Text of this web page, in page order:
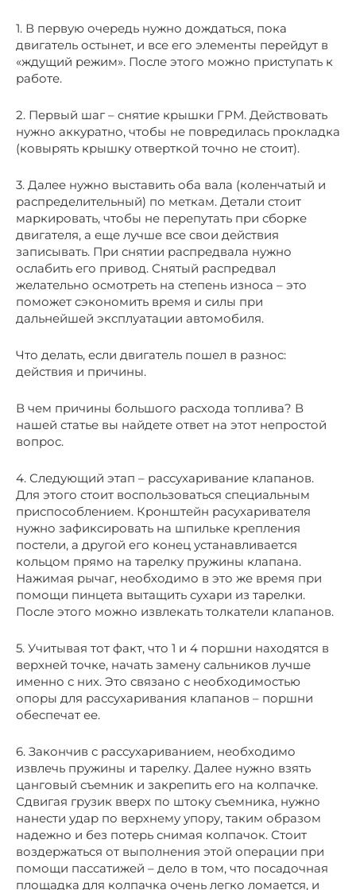
1. В первую очередь нужно дождаться, пока
двигатель остынет, и все его элементы перейдут в
«ждущий режим». После этого можно приступать к
работе.
2. Первый шаг – снятие крышки ГРМ. Действовать
нужно аккуратно, чтобы не повредилась прокладка
(ковырять крышку отверткой точно не стоит).
3. Далее нужно выставить оба вала (коленчатый и
распределительный) по меткам. Детали стоит
маркировать, чтобы не перепутать при сборке
двигателя, а еще лучше все свои действия
записывать. При снятии распредвала нужно
ослабить его привод. Снятый распредвал
желательно осмотреть на степень износа – это
поможет сэкономить время и силы при
дальнейшей эксплуатации автомобиля.
Что делать, если двигатель пошел в разнос:
действия и причины.
В чем причины большого расхода топлива? В
нашей статье вы найдете ответ на этот непростой
вопрос.
4. Следующий этап – рассухаривание клапанов.
Для этого стоит воспользоваться специальным
приспособлением. Кронштейн расухаривателя
нужно зафиксировать на шпильке крепления
постели, а другой его конец устанавливается
кольцом прямо на тарелку пружины клапана.
Нажимая рычаг, необходимо в это же время при
помощи пинцета вытащить сухари из тарелки.
После этого можно извлекать толкатели клапанов.
5. Учитывая тот факт, что 1 и 4 поршни находятся в
верхней точке, начать замену сальников лучше
именно с них. Это связано с необходимостью
опоры для рассухаривания клапанов – поршни
обеспечат ее.
6. Закончив с рассухариванием, необходимо
извлечь пружины и тарелку. Далее нужно взять
цанговый съемник и закрепить его на колпачке.
Сдвигая грузик вверх по штоку съемника, нужно
нанести удар по верхнему упору, таким образом
надежно и без потерь снимая колпачок. Стоит
воздержаться от выполнения этой операции при
помощи пассатижей – дело в том, что посадочная
площадка для колпачка очень легко ломается, и